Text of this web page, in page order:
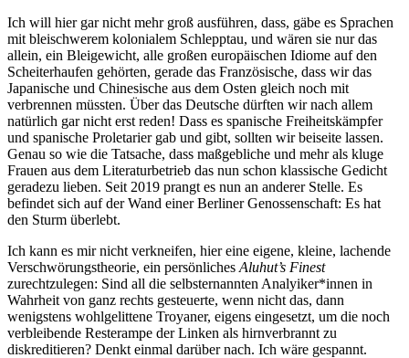
Ich will hier gar nicht mehr groß ausführen, dass, gäbe es Sprachen
mit bleischwerem kolonialem Schlepptau, und wären sie nur das
allein, ein Bleigewicht, alle großen europäischen Idiome auf den
Scheiterhaufen gehörten, gerade das Französische, dass wir das
Japanische und Chinesische aus dem Osten gleich noch mit
verbrennen müssten. Über das Deutsche dürften wir nach allem
natürlich gar nicht erst reden! Dass es spanische Freiheitskämpfer
und spanische Proletarier gab und gibt, sollten wir beiseite lassen.
Genau so wie die Tatsache, dass maßgebliche und mehr als kluge
Frauen aus dem Literaturbetrieb das nun schon klassische Gedicht
geradezu lieben. Seit 2019 prangt es nun an anderer Stelle. Es
befindet sich auf der Wand einer Berliner Genossenschaft: Es hat
den Sturm überlebt.
Ich kann es mir nicht verkneifen, hier eine eigene, kleine, lachende
Verschwörungstheorie, ein persönliches Aluhut’s Finest
zurechtzulegen: Sind all die selbsternannten Analyiker*innen in
Wahrheit von ganz rechts gesteuerte, wenn nicht das, dann
wenigstens wohlgelittene Troyaner, eigens eingesetzt, um die noch
verbleibende Resterampe der Linken als hirnverbrannt zu
diskreditieren? Denkt einmal darüber nach. Ich wäre gespannt.